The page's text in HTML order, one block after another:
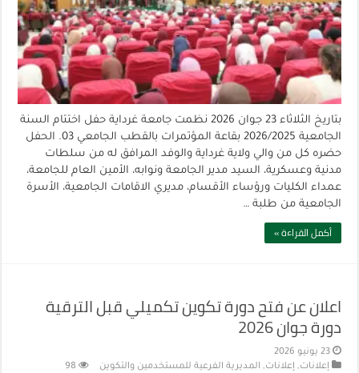
بتاريخ الثلاثاء 23 جوان 2026 نظمت جامعة غرداية حفل اختتام السنة
الجامعية 2026/2025 بقاعة المؤتمرات بالقطب الجامعي 03. الحفل
حضره كل من والي ولاية غرداية والوفد المرافق له من سلطات
مدنية وعسكرية، السيد مدير الجامعة ونوابه، الأمين العام للجامعة،
عمداء الكليات ورؤساء الأقسام، مديري الاقامات الجامعية، الأسرة
الجامعية من طلبة …
أكمل القراءة »
اعلان عن فتح دورة تكوين تكميلي قبل الترقية
دورة جوان 2026
23 يونيو 2026
إعلانات, إعلانات, المديرية الفرعية للمستخدمين والتكوين 98